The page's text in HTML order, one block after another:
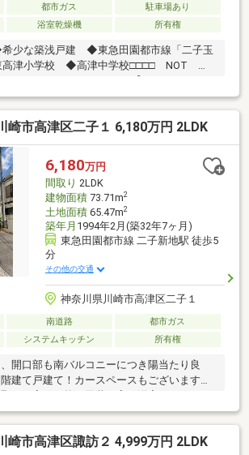
都市ガス
駐車場あり
浴室乾燥機 所有権
少な築浅戸建 ◆東急田園都市線「二子玉
高津小学校 ◆高津中学校□□□□ NOT
にまで顧客主義を貫く事をお約束いたしま
した情報網を駆使し、最良の不動産をご提
レーション無料相談会 毎日随時開催中■ウ
ルの住宅購入・住替え等について 分かりや
ブックをご希望者様に【無料プレゼント】～
wallmate.co.jp/～
崎市高津区二子１ 6,180万円 2LDK
6,180万円
間取り 2LDK
建物面積73.71m2
土地面積65.47m2
築年月 1994年2月(築32年7ヶ月)
東急田園都市線 二子新地駅 徒歩5
分
その他の交通
神奈川県川崎市高津区二子１
南道路
都市ガス
システムキッチン 所有権
開口部も南バルコニーにつき陽当たり良
建て戸建て！カースペースもございます！
てください♪
崎市高津区諏訪２ 4,999万円 2LDK